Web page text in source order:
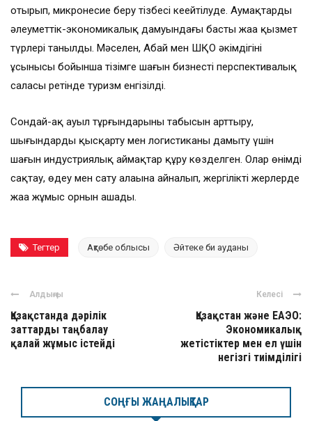
отырып, микронесие беру тізбесі кеңейтілуде. Аумақтардың
әлеуметтік-экономикалық дамуындағы басты жаңа қызмет
түрлері танылды. Мәселен, Абай мен ШҚО әкімдігінің
ұсынысы бойынша тізімге шағын бизнестің перспективалық
саласы ретінде туризм енгізілді.
Сондай-ақ ауыл тұрғындарының табысын арттыру,
шығындарды қысқарту мен логистиканы дамыту үшін
шағын индустриялық аймақтар құру көзделген. Олар өнімді
сақтау, өңдеу мен сату алаңына айналып, жергілікті жерлерде
жаңа жұмыс орнын ашады.
Тегтер Ақтөбе облысы Әйтеке би ауданы
Алдыңғы
Қазақстанда дәрілік
заттарды таңбалау
қалай жұмыс істейді
Келесі
Қазақстан және ЕАЭО:
Экономикалық
жетістіктер мен ел үшін
негізгі тиімділігі
СОҢҒЫ ЖАҢАЛЫҚТАР